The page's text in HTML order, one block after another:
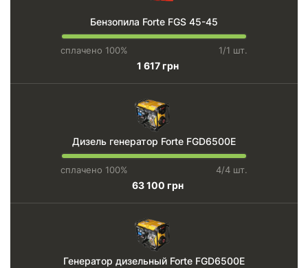
Бензопила Forte FGS 45-45
сплачено 100% 1/1 шт.
1 617 грн
Дизель генератор Forte FGD6500E
сплачено 100% 4/4 шт.
63 100 грн
Генератор дизельный Forte FGD6500E